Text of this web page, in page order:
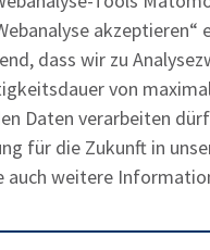
akzeptieren“
dass wir zu
von
Daten verarbeiten
für die Zukunft in
auch weitere
in Oberbayern
Plus von 3,5
Sommerferien
sagt